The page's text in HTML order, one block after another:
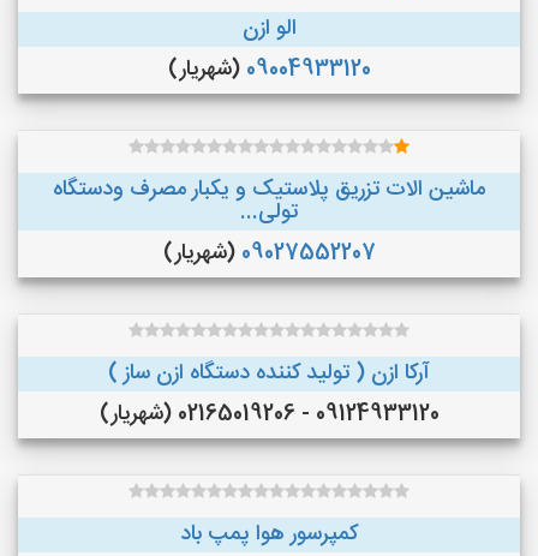
الو ازن
09004933120 (شهریار)
ماشین الات تزریق پلاستیک و یکبار مصرف ودستگاه
تولی...
09027552207 (شهریار)
آرکا ازن ( تولید کننده دستگاه ازن ساز )
09124933120 - 02165019206 (شهریار)
کمپرسور هوا پمپ باد